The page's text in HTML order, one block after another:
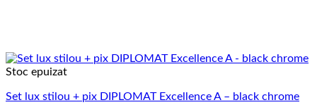
Stoc epuizat
Set lux stilou + pix DIPLOMAT Excellence A – black chrome